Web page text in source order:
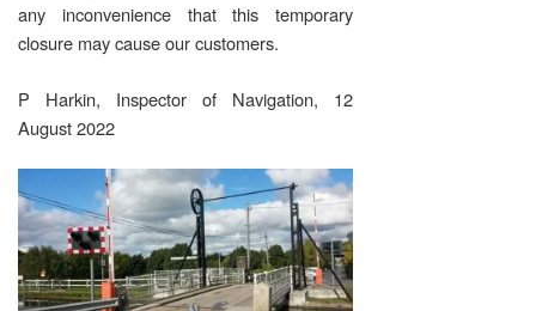
any inconvenience that this temporary
closure may cause our customers.
P Harkin, Inspector of Navigation, 12
August 2022